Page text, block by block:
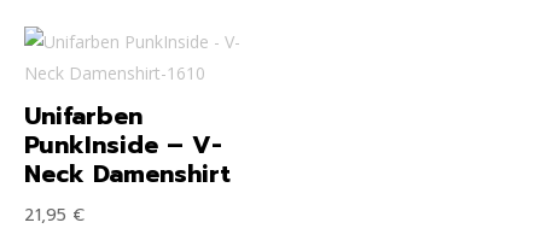
Unifarben
PunkInside – V-
Neck Damenshirt
21,95 €